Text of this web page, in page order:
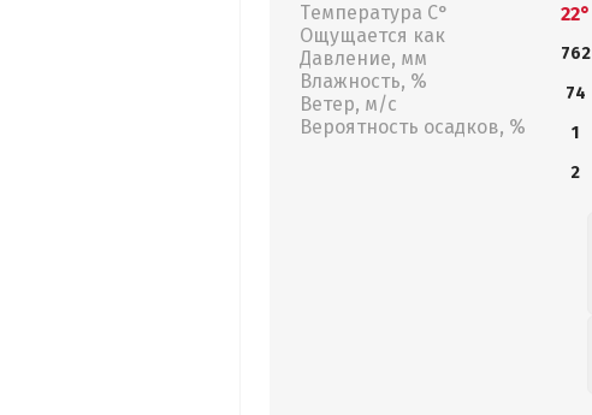
Температура С°
Ощущается как
Давление, мм
Влажность, %
Ветер, м/с
Вероятность осадков, %
22°
762
74
1
2